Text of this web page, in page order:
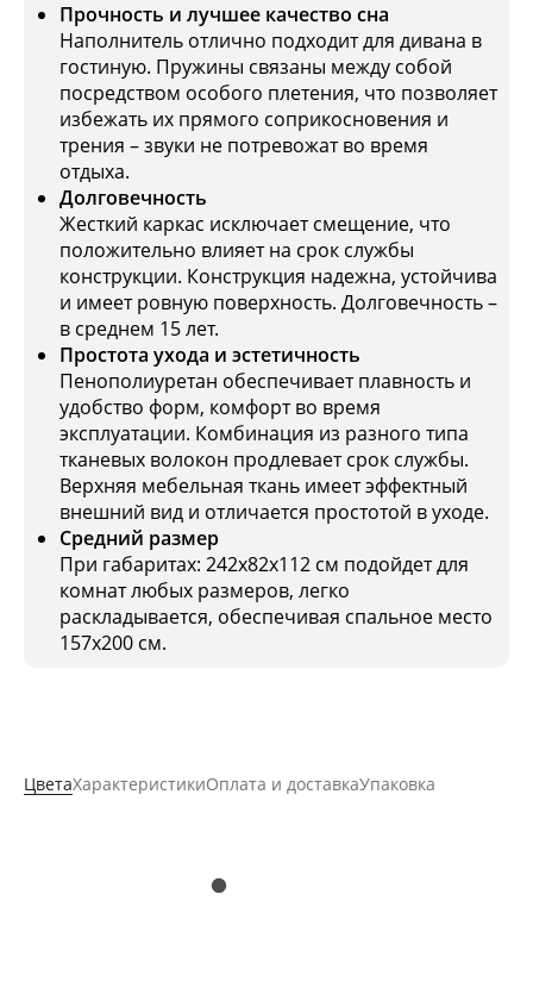
Прочность и лучшее качество сна
Наполнитель отлично подходит для дивана в
гостиную. Пружины связаны между собой
посредством особого плетения, что позволяет
избежать их прямого соприкосновения и
трения – звуки не потревожат во время
отдыха.
Долговечность
Жесткий каркас исключает смещение, что
положительно влияет на срок службы
конструкции. Конструкция надежна, устойчива
и имеет ровную поверхность. Долговечность –
в среднем 15 лет.
Простота ухода и эстетичность
Пенополиуретан обеспечивает плавность и
удобство форм, комфорт во время
эксплуатации. Комбинация из разного типа
тканевых волокон продлевает срок службы.
Верхняя мебельная ткань имеет эффектный
внешний вид и отличается простотой в уходе.
Средний размер
При габаритах: 242x82x112 см подойдет для
комнат любых размеров, легко
раскладывается, обеспечивая спальное место
157x200 см.
ЦветаХарактеристикиОплата и доставкаУпаковка